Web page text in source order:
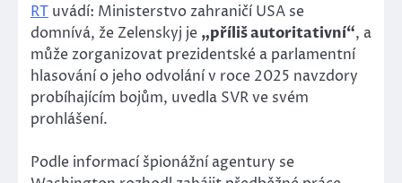
RT uvádí: Ministerstvo zahraničí USA se
domnívá, že Zelenskyj je „příliš autoritativní“, a
může zorganizovat prezidentské a parlamentní
hlasování o jeho odvolání v roce 2025 navzdory
probíhajícím bojům, uvedla SVR ve svém
prohlášení.
Podle informací špionážní agentury se